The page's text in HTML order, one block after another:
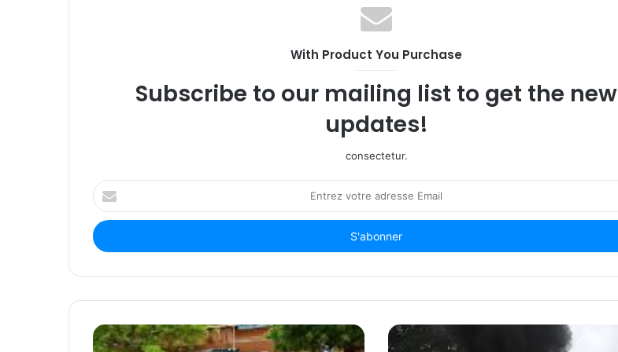
With Product You Purchase
Subscribe to our mailing list to get the new
updates!
consectetur.
Entrez
votre
adresse
Email